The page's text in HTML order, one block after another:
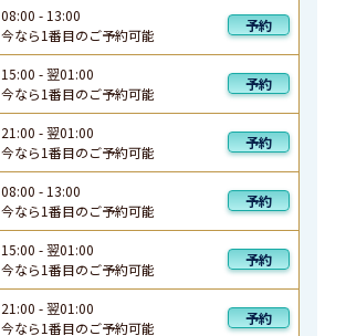
08:00 - 13:00
今なら1番目のご予約可能
予約
15:00 -翌01:00
今なら1番目のご予約可能
予約
21:00 -翌01:00
今なら1番目のご予約可能
予約
08:00 - 13:00
今なら1番目のご予約可能
予約
15:00 -翌01:00
今なら1番目のご予約可能
予約
21:00 -翌01:00
今なら1番目のご予約可能
予約